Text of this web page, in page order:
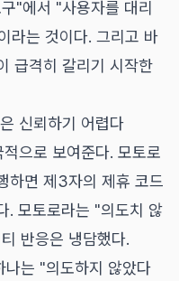
"에서 "사용자를 대리
라는 것이다. 그리고 바
급격히 갈리기 시작한
신뢰하기 어렵다
으로 보여준다. 모토로
하면 제3자의 제휴 코드
. 모토로라는 "의도치 않
반응은 냉담했다.
는 "의도하지 않았다